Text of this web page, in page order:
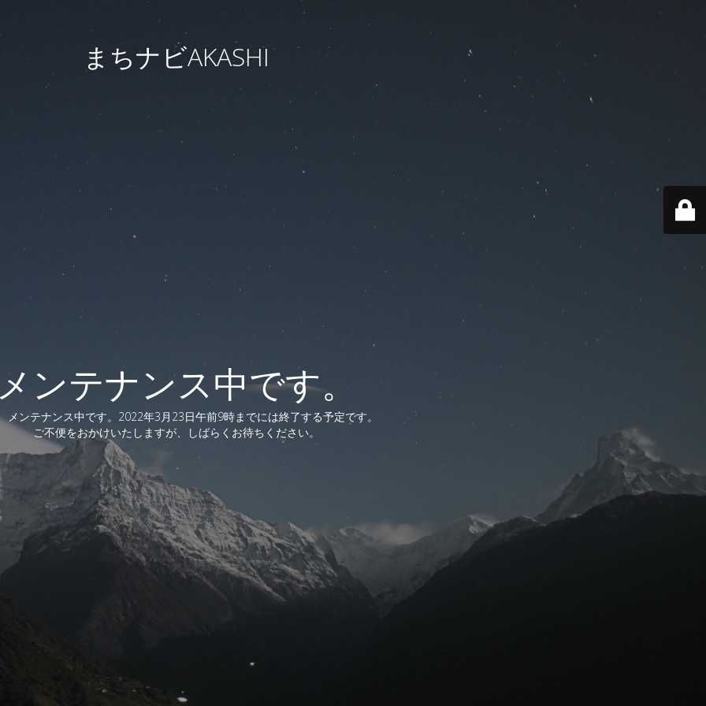
まちナビAKASHI
ンテナンス中です。
メンテナンス中です。2022年3月23日午前9時までには終了する予定です。
ご不便をおかけいたしますが、しばらくお待ちください。